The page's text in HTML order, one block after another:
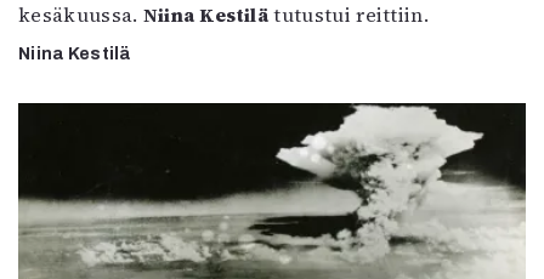
kesäkuussa. Niina Kestilätutustui reittiin.
Niina Kestilä